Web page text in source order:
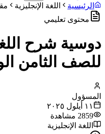
الرئيسية
اللغة الإنجليزية
محتوى تعليمي
دوسية شرح
للصف الثامن
المسؤول
١١ أيلول ٢٠٢٥
2859 مشاهدة
اللغة الإنجليزية